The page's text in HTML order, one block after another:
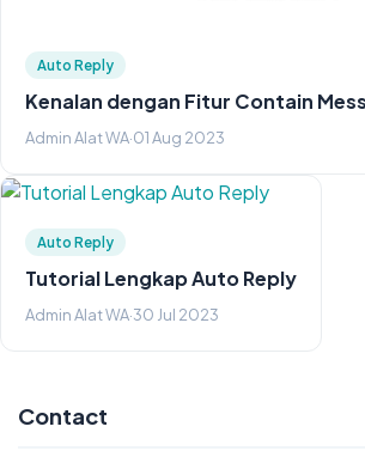
Auto Reply
Kenalan dengan Fitur Contain
Admin Alat WA·01 Aug 2023
Auto Reply
Tutorial Lengkap Auto Reply
Admin Alat WA·30 Jul 2023
Contact